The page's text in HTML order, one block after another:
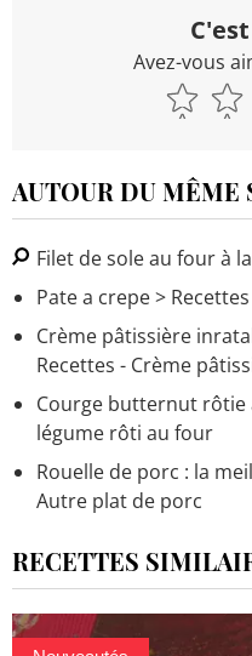
Avez-vous
AUTOUR DU MÊME
Filet de sole au four à
Pate a crepe>
Crème pâtissière
Recettes - Crème
Courge butternut rôtie
légume rôti au four
Rouelle de porc : la
Autre plat de porc
RECETTES